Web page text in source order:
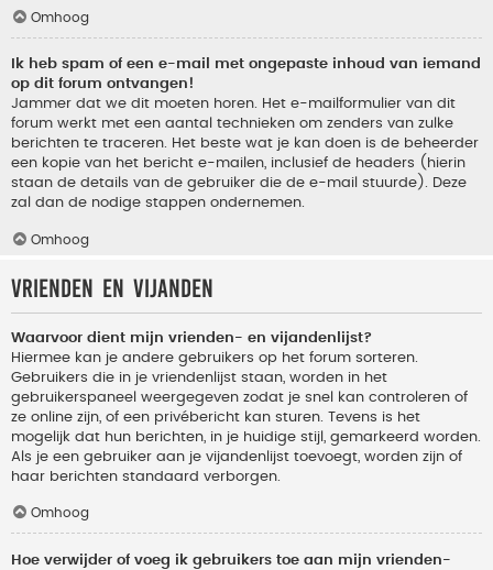
Omhoog
Ik heb spam of een e-mail met ongepaste inhoud van iemand
op dit forum ontvangen!
Jammer dat we dit moeten horen. Het e-mailformulier van dit
forum werkt met een aantal technieken om zenders van zulke
berichten te traceren. Het beste wat je kan doen is de beheerder
een kopie van het bericht e-mailen, inclusief de headers (hierin
staan de details van de gebruiker die de e-mail stuurde). Deze
zal dan de nodige stappen ondernemen.
Omhoog
Vrienden en vijanden
Waarvoor dient mijn vrienden- en vijandenlijst?
Hiermee kan je andere gebruikers op het forum sorteren.
Gebruikers die in je vriendenlijst staan, worden in het
gebruikerspaneel weergegeven zodat je snel kan controleren of
ze online zijn, of een privébericht kan sturen. Tevens is het
mogelijk dat hun berichten, in je huidige stijl, gemarkeerd worden.
Als je een gebruiker aan je vijandenlijst toevoegt, worden zijn of
haar berichten standaard verborgen.
Omhoog
Hoe verwijder of voeg ik gebruikers toe aan mijn vrienden-